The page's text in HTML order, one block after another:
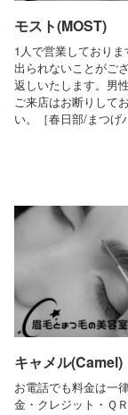
モスト(MOST)
1人で営業しており
出られないことがご
返しいたします。男
ご来店はお断りして
い。［春日部/まつげ
キャメル(Camel)
お電話でも料金は一
金・クレジット・Ｑ